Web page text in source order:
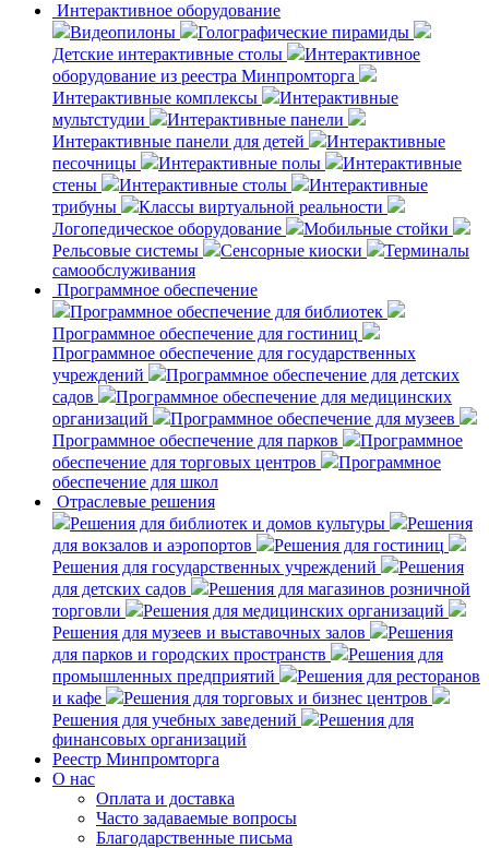
Интерактивное оборудование
Видеопилоны
Голографические пирамиды
Детские интерактивные столы
Интерактивное
оборудование из реестра Минпромторга
Интерактивные комплексы
Интерактивные
мультстудии
Интерактивные панели
Интерактивные панели для детей
Интерактивные
песочницы
Интерактивные полы
Интерактивные
стены
Интерактивные столы
Интерактивные
трибуны
Классы виртуальной реальности
Логопедическое оборудование
Мобильные стойки
Рельсовые системы
Сенсорные киоски
Терминалы
самообслуживания
Программное обеспечение
Программное обеспечение для библиотек
Программное обеспечение для гостиниц
Программное обеспечение для государственных
учреждений
Программное обеспечение для детских
садов
Программное обеспечение для медицинских
организаций
Программное обеспечение для музеев
Программное обеспечение для парков
Программное
обеспечение для торговых центров
Программное
обеспечение для школ
Отраслевые решения
Решения для библиотек и домов культуры
Решения
для вокзалов и аэропортов
Решения для гостиниц
Решения для государственных учреждений
Решения
для детских садов
Решения для магазинов розничной
торговли
Решения для медицинских организаций
Решения для музеев и выставочных залов
Решения
для парков и городских пространств
Решения для
промышленных предприятий
Решения для ресторанов
и кафе
Решения для торговых и бизнес центров
Решения для учебных заведений
Решения для
финансовых организаций
Реестр Минпромторга
О нас
Оплата и доставка
Часто задаваемые вопросы
Благодарственные письма